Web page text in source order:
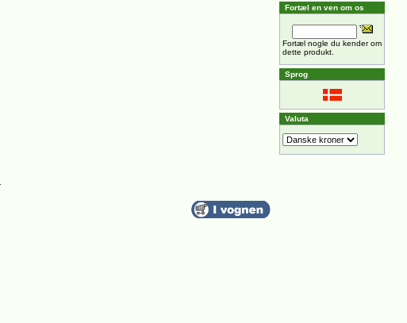
Fortæl en ven om os
Fortæl nogle du kender om
dette produkt.
Sprog
Valuta